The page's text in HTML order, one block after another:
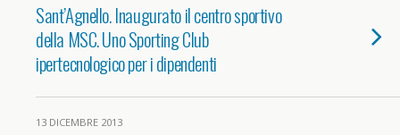
Sant’Agnello. Inaugurato il centro sportivo
della MSC. Uno Sporting Club
ipertecnologico per i dipendenti
13 DICEMBRE 2013